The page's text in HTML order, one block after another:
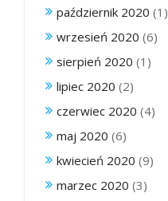
październik 2020 (1)
wrzesień 2020 (6)
sierpień 2020 (1)
lipiec 2020 (2)
czerwiec 2020 (4)
maj 2020 (6)
kwiecień 2020 (9)
marzec 2020 (3)